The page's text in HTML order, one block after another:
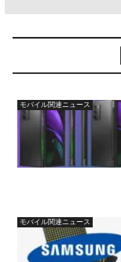
モバイル関連ニュース
モバイル関連ニュース